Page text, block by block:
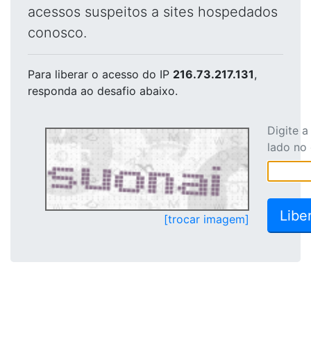
acessos suspeitos a sites hospedados
conosco.
Para liberar o acesso do IP 216.73.217.131,
responda ao desafio abaixo.
[trocar imagem]
Digite
lado no